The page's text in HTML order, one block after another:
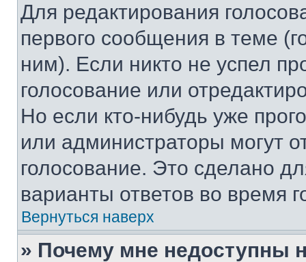
Для редактирования
первого сообщения в теме
ним). Если никто не успел
голосование или
Но если кто-нибудь уже
или администраторы могут
голосование. Это сделано
варианты ответов во время
Вернуться наверх
» Почему мне недоступны